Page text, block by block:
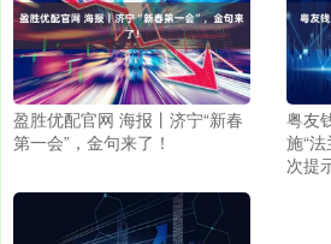
盈胜优配官网 海报丨济宁“新春
第一会”，金句来了！
粤友
施“
次提